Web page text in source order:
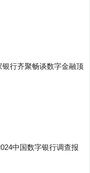
行齐聚畅谈数字金融顶
中国数字银行调查报